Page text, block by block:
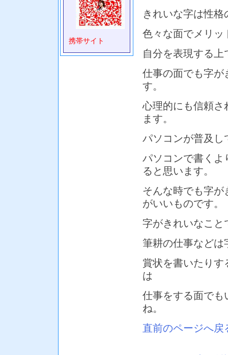
きれいな字は性
色々な面でメリッ
自分を表現する
仕事の面でも字が
す。
心理的にも信頼さ
ます。
パソコンが普及し
パソコンで書くよ
ると思います。
そんな時でも字
がいいものです。
字がきれいなこと
筆耕の仕事などは
賞状を書いたり
は
仕事をする面でも
ね。
直前のページへ戻
携帯サイト